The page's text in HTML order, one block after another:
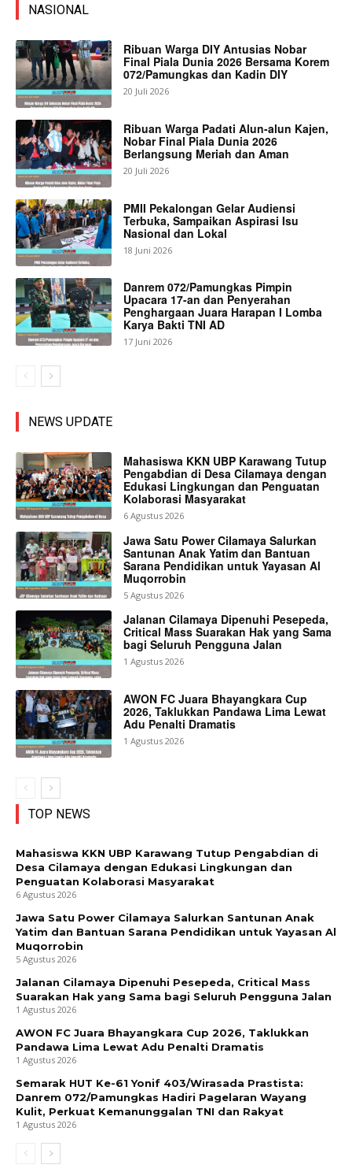
NASIONAL
Ribuan Warga DIY Antusias Nobar
Final Piala Dunia 2026 Bersama Korem
072/Pamungkas dan Kadin DIY
20 Juli 2026
Ribuan Warga Padati Alun-alun Kajen,
Nobar Final Piala Dunia 2026
Berlangsung Meriah dan Aman
20 Juli 2026
PMII Pekalongan Gelar Audiensi
Terbuka, Sampaikan Aspirasi Isu
Nasional dan Lokal
18 Juni 2026
Danrem 072/Pamungkas Pimpin
Upacara 17-an dan Penyerahan
Penghargaan Juara Harapan I Lomba
Karya Bakti TNI AD
17 Juni 2026
NEWS UPDATE
Mahasiswa KKN UBP Karawang Tutup
Pengabdian di Desa Cilamaya dengan
Edukasi Lingkungan dan Penguatan
Kolaborasi Masyarakat
6 Agustus 2026
Jawa Satu Power Cilamaya Salurkan
Santunan Anak Yatim dan Bantuan
Sarana Pendidikan untuk Yayasan Al
Muqorrobin
5 Agustus 2026
Jalanan Cilamaya Dipenuhi Pesepeda,
Critical Mass Suarakan Hak yang Sama
bagi Seluruh Pengguna Jalan
1 Agustus 2026
AWON FC Juara Bhayangkara Cup
2026, Taklukkan Pandawa Lima Lewat
Adu Penalti Dramatis
1 Agustus 2026
TOP NEWS
Mahasiswa KKN UBP Karawang Tutup Pengabdian di
Desa Cilamaya dengan Edukasi Lingkungan dan
Penguatan Kolaborasi Masyarakat
6 Agustus 2026
Jawa Satu Power Cilamaya Salurkan Santunan Anak
Yatim dan Bantuan Sarana Pendidikan untuk Yayasan Al
Muqorrobin
5 Agustus 2026
Jalanan Cilamaya Dipenuhi Pesepeda, Critical Mass
Suarakan Hak yang Sama bagi Seluruh Pengguna Jalan
1 Agustus 2026
AWON FC Juara Bhayangkara Cup 2026, Taklukkan
Pandawa Lima Lewat Adu Penalti Dramatis
1 Agustus 2026
Semarak HUT Ke-61 Yonif 403/Wirasada Prastista:
Danrem 072/Pamungkas Hadiri Pagelaran Wayang
Kulit, Perkuat Kemanunggalan TNI dan Rakyat
1 Agustus 2026